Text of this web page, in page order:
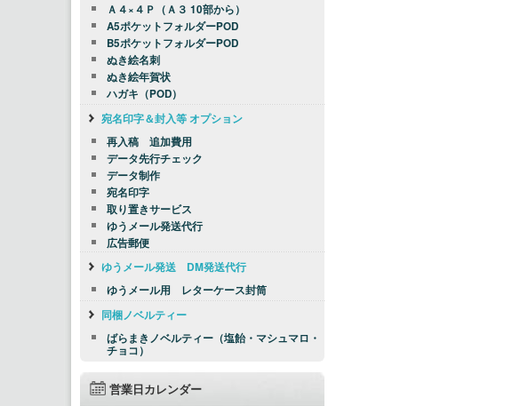
Ａ４×４Ｐ（Ａ３ 10部から）
A5ポケットフォルダーPOD
B5ポケットフォルダーPOD
ぬき絵名刺
ぬき絵年賀状
ハガキ（POD）
宛名印字＆封入等 オプション
再入稿 追加費用
データ先行チェック
データ制作
宛名印字
取り置きサービス
ゆうメール発送代行
広告郵便
ゆうメール発送 DM発送代行
ゆうメール用 レターケース封筒
同梱ノベルティー
ばらまきノベルティー（塩飴・マシュマロ・
チョコ）
営業日カレンダー